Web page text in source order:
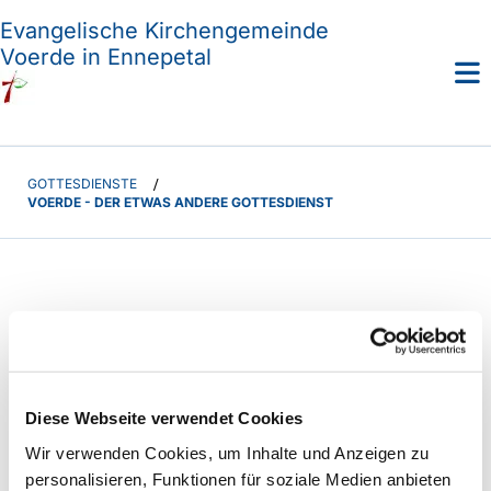
Diese Webseite verwendet Cookies
Wir verwenden Cookies, um Inhalte und Anzeigen zu
personalisieren, Funktionen für soziale Medien anbieten
Evangelische Kirchengemeinde
Voerde in Ennepetal
GOTTESDIENSTE /
VOERDE - DER ETWAS ANDERE GOTTESDIENST